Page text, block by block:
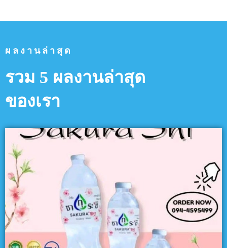
ผลงานล่าสุด
รวม 5 ผลงานล่าสุด
ของเรา